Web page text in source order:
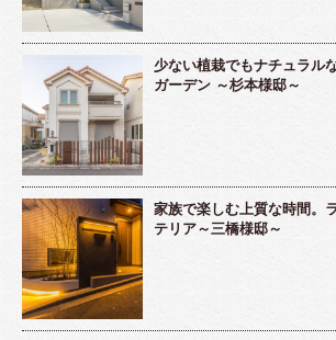
少ない植栽でもナチュラル
ガーデン ～杉本様邸～
家族で楽しむ上質な時間。
テリア～三橋様邸～